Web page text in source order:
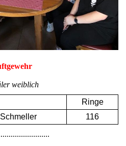
weiblich
Ringe
116